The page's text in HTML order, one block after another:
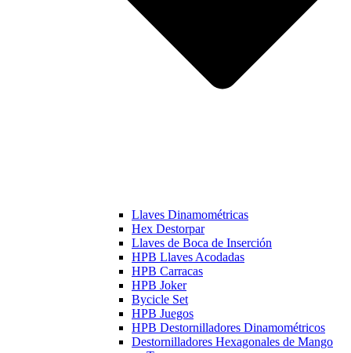
Llaves Dinamométricas
Hex Destorpar
Llaves de Boca de Inserción
HPB Llaves Acodadas
HPB Carracas
HPB Joker
Bycicle Set
HPB Juegos
HPB Destornilladores Dinamométricos
Destornilladores Hexagonales de Mango